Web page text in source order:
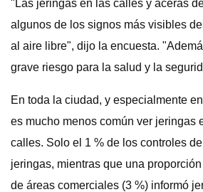
"Las jeringas en las calles y aceras
algunos de los signos más visibles
al aire libre", dijo la encuesta.
grave riesgo para la salud y la
En toda la ciudad, y especialmente
es mucho menos común ver jeringas
calles. Solo el 1 % de los controles
jeringas, mientras que una
de áreas comerciales (3 %) informó